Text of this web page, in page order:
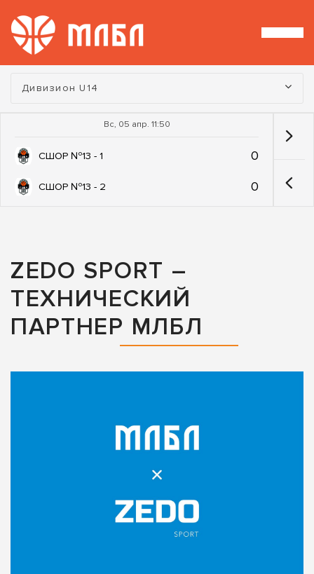
Турнир:
Дивизион U14
Вс, 05 апр. 11:50
СШОР №13 - 1 0
СШОР №13 - 2 0
ZEDO SPORT –
ТЕХНИЧЕСКИЙ
ПАРТНЕР МЛБЛ